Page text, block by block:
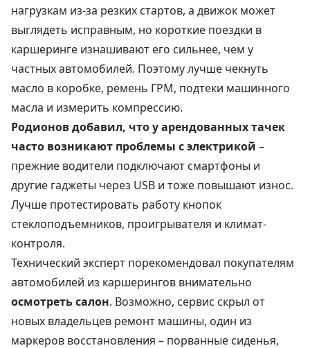
нагрузкам из-за резких стартов, а движок может
выглядеть исправным, но короткие поездки в
каршеринге изнашивают его сильнее, чем у
частных автомобилей. Поэтому лучше чекнуть
масло в коробке, ремень ГРМ, подтеки машинного
масла и измерить компрессию.
Родионов добавил, что у арендованных тачек
часто возникают проблемы с электрикой –
прежние водители подключают смартфоны и
другие гаджеты через USB и тоже повышают износ.
Лучше протестировать работу кнопок
стеклоподъемников, проигрывателя и климат-
контроля.
Технический эксперт порекомендовал покупателям
автомобилей из каршерингов внимательно
осмотреть салон. Возможно, сервис скрыл от
новых владельцев ремонт машины, один из
маркеров восстановления – порванные сиденья,